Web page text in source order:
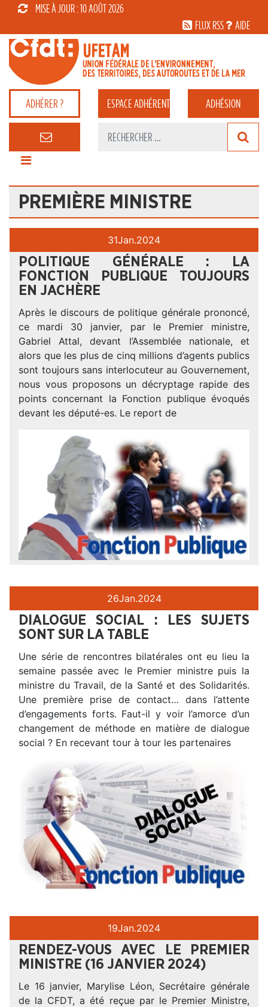
MISE À JOUR : 10 AOÛT 2026
FLUX RSS
AIDE
ADHÉRER ? ESPACEADHÉRENT ADHÉSION
PREMIÈRE MINISTRE
31Jan.2024
POLITIQUE GÉNÉRALE : LA
FONCTION PUBLIQUE TOUJOURS
EN JACHÈRE
Après le discours de politique générale prononcé,
ce mardi 30 janvier, par le Premier ministre,
Gabriel Attal, devant l’Assemblée nationale, et
alors que les plus de cinq millions d’agents publics
sont toujours sans interlocuteur au Gouvernement,
nous vous proposons un décryptage rapide des
points concernant la Fonction publique évoqués
devant les député-es. Le report de
26Jan.2024
DIALOGUE SOCIAL : LES SUJETS
SONT SUR LA TABLE
Une série de rencontres bilatérales ont eu lieu la
semaine passée avec le Premier ministre puis la
ministre du Travail, de la Santé et des Solidarités.
Une première prise de contact… dans l’attente
d’engagements forts. Faut-il y voir l’amorce d’un
changement de méthode en matière de dialogue
social ? En recevant tour à tour les partenaires
19Jan.2024
RENDEZ-VOUS AVEC LE PREMIER
MINISTRE (16 JANVIER 2024)
Le 16 janvier, Marylise Léon, Secrétaire générale
de la CFDT, a été reçue par le Premier Ministre,